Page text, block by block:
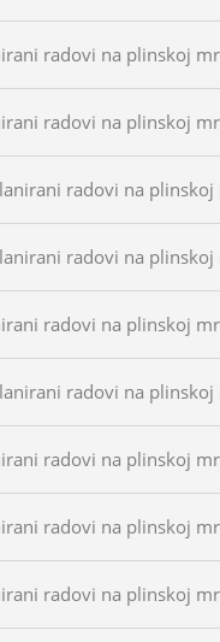
radovi na plinskoj
radovi na plinskoj
radovi na plinskoj
radovi na plinskoj
radovi na plinskoj
radovi na plinskoj
radovi na plinskoj
radovi na plinskoj
radovi na plinskoj